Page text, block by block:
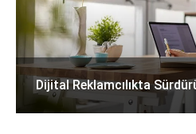
Dijital Reklamcılıkta